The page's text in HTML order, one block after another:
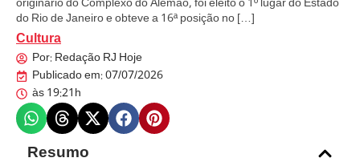
originário do Complexo do Alemão, foi eleito o 1º lugar do Estado
do Rio de Janeiro e obteve a 16ª posição no […]
Cultura
Por: Redação RJ Hoje
Publicado em:07/07/2026
às19:21h
Resumo